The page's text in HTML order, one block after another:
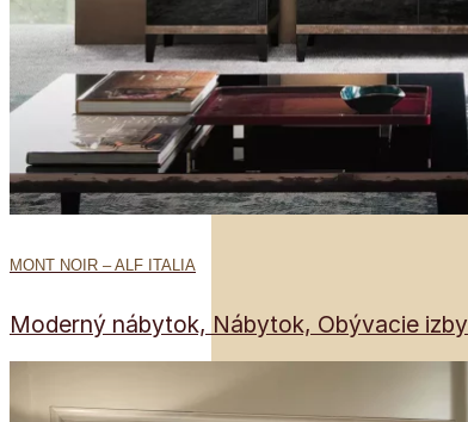
MONT NOIR – ALF ITALIA
Moderný nábytok, Nábytok, Obývacie izby